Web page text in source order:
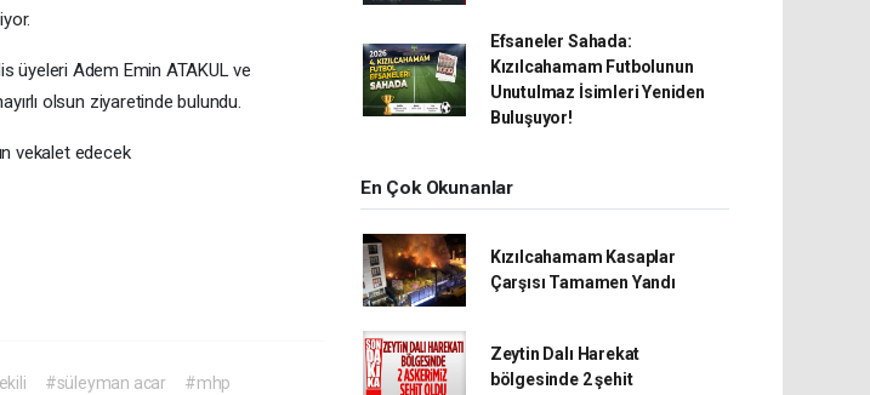
üyeleri Adem Emin ATAKUL ve
olsun ziyaretinde bulundu.
vekalet edecek
#süleyman acar
#mhp
Efsaneler Sahada:
Kızılcahamam Futbolunun
Unutulmaz İsimleri Yeniden
Buluşuyor!
En Çok Okunanlar
Kızılcahamam Kasaplar
Çarşısı Tamamen Yandı
Zeytin Dalı Harekat
bölgesinde 2 şehit